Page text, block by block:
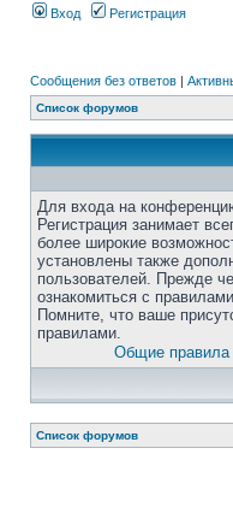
Вход Регистрация
Сообщения без ответов |
Список форумов
Для входа на
Регистрация занимает
более широкие
установлены также
пользователей. Прежде
ознакомиться с
Помните, что ваше
правилами.
Общие правила|
Список форумов